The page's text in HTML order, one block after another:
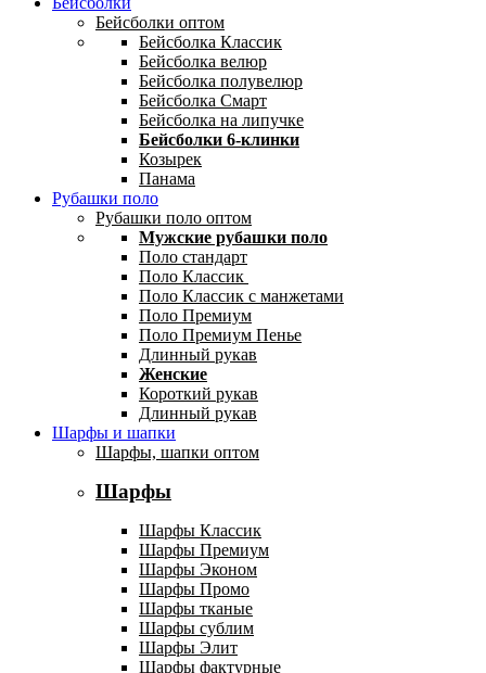
Бейсболки оптом
Бейсболка Классик
Бейсболка велюр
Бейсболка полувелюр
Бейсболка Смарт
Бейсболка на липучке
Бейсболки 6-клинки
Козырек
Панама
Рубашки поло
Рубашки поло оптом
Мужские рубашки поло
Поло стандарт
Поло Классик
Поло Классик с манжетами
Поло Премиум
Поло Премиум Пенье
Длинный рукав
Женские
Короткий рукав
Длинный рукав
Шарфы и шапки
Шарфы, шапки оптом
Шарфы
Шарфы Классик
Шарфы Премиум
Шарфы Эконом
Шарфы Промо
Шарфы тканые
Шарфы сублим
Шарфы Элит
Шарфы фактурные